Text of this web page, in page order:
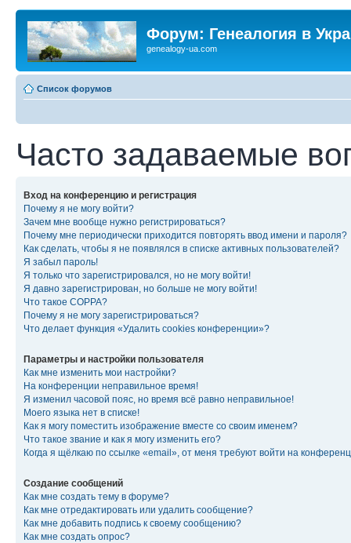
Форум: Генеалогия в
genealogy-ua.com
Список форумов
Часто задаваемые
Вход на конференцию и регистрация
Почему я не могу войти?
Зачем мне вообще нужно регистрироваться?
Почему мне периодически приходится повторять ввод имени и пароля?
Как сделать, чтобы я не появлялся в списке активных пользователей?
Я забыл пароль!
Я только что зарегистрировался, но не могу войти!
Я давно зарегистрирован, но больше не могу войти!
Что такое COPPA?
Почему я не могу зарегистрироваться?
Что делает функция «Удалить cookies конференции»?
Параметры и настройки пользователя
Как мне изменить мои настройки?
На конференции неправильное время!
Я изменил часовой пояс, но время всё равно неправильное!
Моего языка нет в списке!
Как я могу поместить изображение вместе со своим именем?
Что такое звание и как я могу изменить его?
Когда я щёлкаю по ссылке «email», от меня требуют войти на
Создание сообщений
Как мне создать тему в форуме?
Как мне отредактировать или удалить сообщение?
Как мне добавить подпись к своему сообщению?
Как мне создать опрос?